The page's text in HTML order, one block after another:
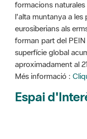
formacions
l'alta muntanya a les
eurosiberians als
forman part del
superfície global
aproximadament al
Més informació :
Espai